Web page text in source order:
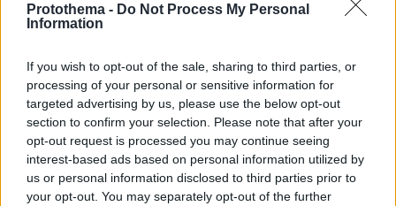
Protothema - Do Not Process My Personal
Information
If you wish to opt-out of the sale, sharing to third parties, or
processing of your personal or sensitive information for
targeted advertising by us, please use the below opt-out
section to confirm your selection. Please note that after your
opt-out request is processed you may continue seeing
interest-based ads based on personal information utilized by
us or personal information disclosed to third parties prior to
your opt-out. You may separately opt-out of the further
ΔΕΙΤΕ ΟΛΕΣ ΤΙΣ ΕΙΔΗΣΕΙΣ
ΤΑ ΠΙΟ ΔΗΜΟΦΙΛΗ